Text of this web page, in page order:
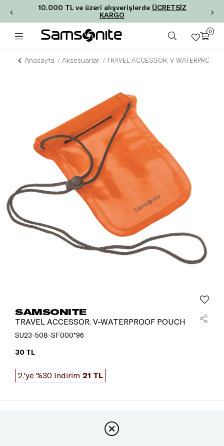
10.000 TL ve üzeri alışverişlerde ÜCRETSİZ
KARGO
0
Anasayfa Aksesuarlar TRAVEL ACCESSOR. V-WATERPROOF
SAMSONITE
TRAVEL ACCESSOR. V-WATERPROOF POUCH
SU23-508-SF000*96
30 TL
2.'ye %30 İndirim 21 TL